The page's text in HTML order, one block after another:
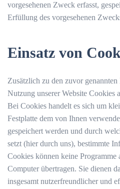
vorgesehenen Zweck erfasst,
Erfüllung des vorgesehenen
Einsatz von
Zusätzlich zu den zuvor
Nutzung unserer Website Cookies
Bei Cookies handelt es sich um
Festplatte dem von Ihnen
gespeichert werden und durch
setzt (hier durch uns), bestimmte
Cookies können keine
Computer übertragen. Sie dienen
insgesamt nutzerfreundlicher und